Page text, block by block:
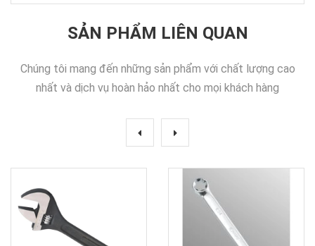
SẢN PHẨM LIÊN QUAN
Chúng tôi mang đến những sản phẩm với chất lượng cao
nhất và dịch vụ hoàn hảo nhất cho mọi khách hàng